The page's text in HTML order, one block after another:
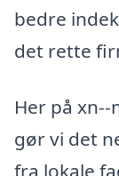
bedre
det rette
Her på
gør vi det